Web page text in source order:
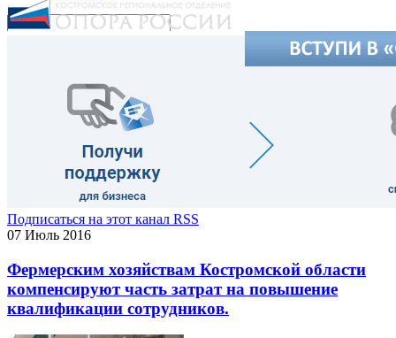
Подписаться на этот канал RSS
07 Июль 2016
Фермерским хозяйствам Костромской области
компенсируют часть затрат на повышение
квалификации сотрудников.